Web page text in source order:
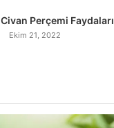
Civan Perçemi Faydaları
Ekim 21, 2022